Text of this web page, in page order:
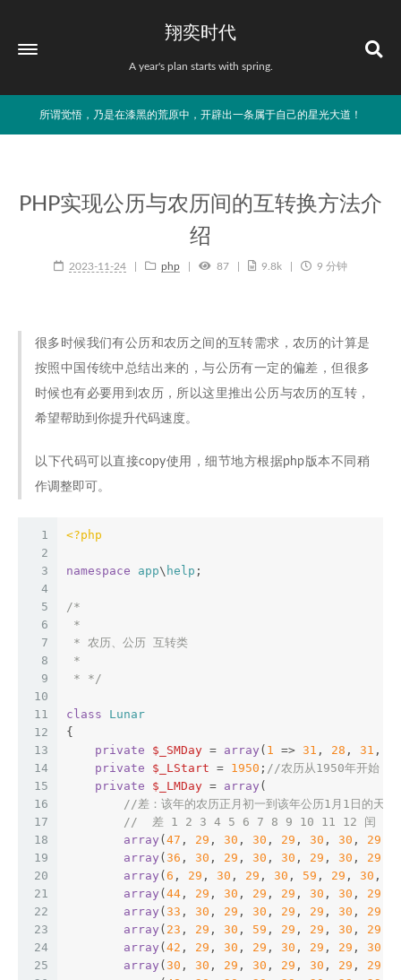
翔奕时代
A year's plan starts with spring.
所谓觉悟，乃是在漆黑的荒原中，开辟出一条属于自己的星光大道！
PHP实现公历与农历间的互转换方法介
绍
2023-11-24 php 87 9.8k 9 分钟
很多时候我们有公历和农历之间的互转需求，农历的计算是
按照中国传统中总结出来的，与公历有一定的偏差，但很多
时候也有必要用到农历，所以这里推出公历与农历的互转，
希望帮助到你提升代码速度。
以下代码可以直接copy使用，细节地方根据php版本不同稍
作调整即可。
1
2
3
4
5
6
7
8
9
10
11
12
13
14
15
16
17
18
19
20
21
22
23
24
25
<?php
namespace app\ help ;
/*
*
* 农历、公历 互转类
*
* */
class
Lunar
{
private
$_SMDay = array ( 1 => 31 , 28 , 31 ,
private
$_LStart = 1950 ; //农历从1950年开始
private
$_LMDay = array (
//差：该年的农历正月初一到该年公历1月1日的天
//  差 1 2 3 4 5 6 7 8 9 10 11 12 闰
array ( 47 , 29 , 30 , 30 , 29 , 30 , 30 , 29
array ( 36 , 30 , 29 , 30 , 30 , 29 , 30 , 29
array ( 6 , 29 , 30 , 29 , 30 , 59 , 29 , 30 ,
array ( 44 , 29 , 30 , 29 , 29 , 30 , 30 , 29
array ( 33 , 30 , 29 , 30 , 29 , 29 , 30 , 29
array ( 23 , 29 , 30 , 59 , 29 , 29 , 30 , 29
array ( 42 , 29 , 30 , 29 , 30 , 29 , 29 , 30
array ( 30 , 30 , 29 , 30 , 29 , 30 , 29 , 29